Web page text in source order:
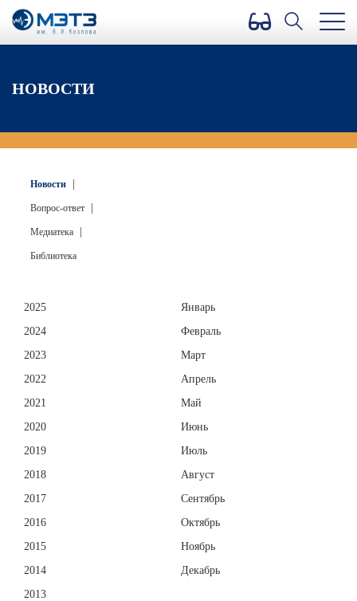
Версия для слабовидящих
НОВОСТИ
Новости
Вопрос-ответ
Медиатека
Библиотека
2025
2024
2023
2022
2021
2020
2019
2018
2017
2016
2015
2014
2013
Январь
Февраль
Март
Апрель
Май
Июнь
Июль
Август
Сентябрь
Октябрь
Ноябрь
Декабрь